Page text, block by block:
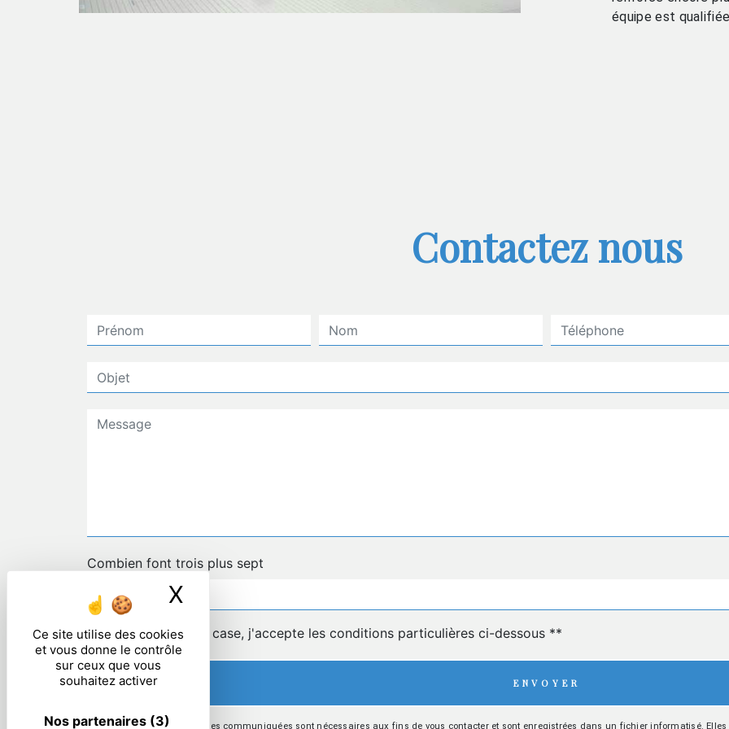
Ce site utilise des cookies
et vous donne le contrôle
sur ceux que vous
souhaitez activer
Nos partenaires (3)
X
équipe est
Contactez nous
Combien font trois plus sept
En cochant cette case, j'accepte les conditions particulières ci-dessous **
ENVOYER
** Les données personnelles communiquées sont nécessaires aux fins de vous contacter et sont enregistrées dans un fichier informatisé.